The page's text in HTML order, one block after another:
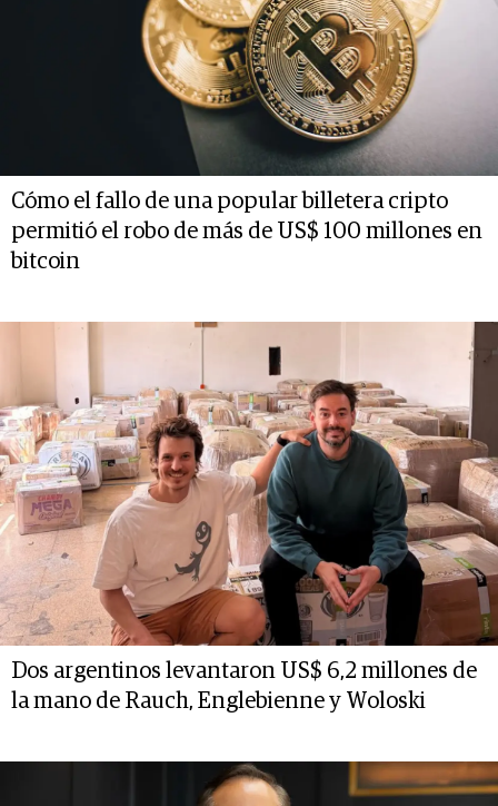
Cómo el fallo de una popular billetera cripto
permitió el robo de más de US$ 100 millones en
bitcoin
Dos argentinos levantaron US$ 6,2 millones de
la mano de Rauch, Englebienne y Woloski